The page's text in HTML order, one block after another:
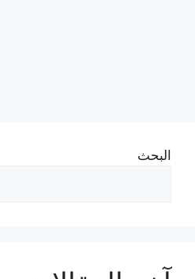
البحث